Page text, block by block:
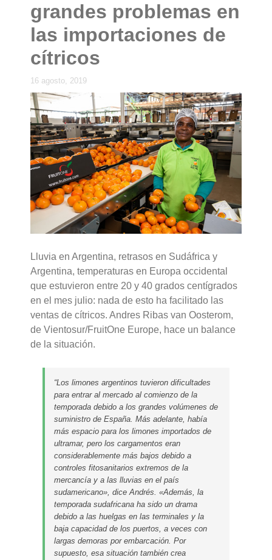
grandes problemas en
las importaciones de
cítricos
16 agosto, 2019
Lluvia en Argentina, retrasos en Sudáfrica y
Argentina, temperaturas en Europa occidental
que estuvieron entre 20 y 40 grados centígrados
en el mes julio: nada de esto ha facilitado las
ventas de cítricos. Andres Ribas van Oosterom,
de Vientosur/FruitOne Europe, hace un balance
de la situación.
“Los limones argentinos tuvieron dificultades
para entrar al mercado al comienzo de la
temporada debido a los grandes volúmenes de
suministro de España. Más adelante, había
más espacio para los limones importados de
ultramar, pero los cargamentos eran
considerablemente más bajos debido a
controles fitosanitarios extremos de la
mercancía y a las lluvias en el país
sudamericano», dice Andrés. «Además, la
temporada sudafricana ha sido un drama
debido a las huelgas en las terminales y la
baja capacidad de los puertos, a veces con
largas demoras por embarcación. Por
supuesto, esa situación también crea